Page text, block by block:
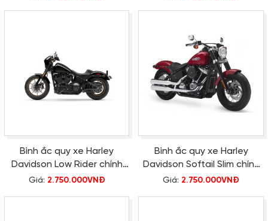
Bình ắc quy xe Harley
Davidson Low Rider chính
hãng
Giá: 2.750.000VNĐ
Bình ắc quy xe Harley
Davidson Softail Slim chính
hãng
Giá: 2.750.000VNĐ